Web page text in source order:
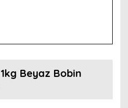
Beyaz Bobin